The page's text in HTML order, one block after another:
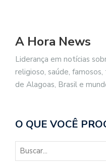
A Hora News
Liderança em notícias
religioso, saúde,
de Alagoas, Brasil e
O QUE VOCÊ